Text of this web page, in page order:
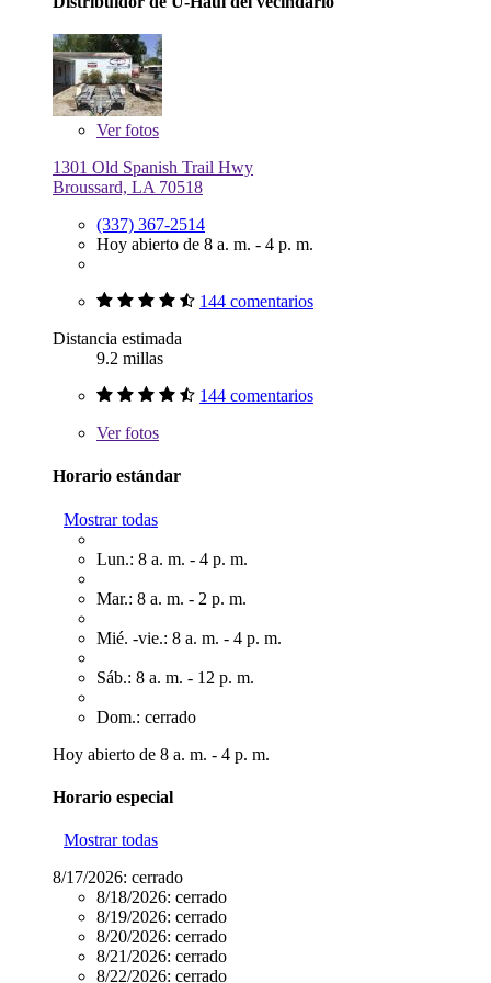
Verfotos
1301 Old Spanish Trail Hwy
Broussard, LA 70518
(337) 367-2514
Hoy abierto de 8 a. m. - 4 p. m.
144 comentarios
Distancia estimada
9.2 millas
144 comentarios
Verfotos
Horario estándar
Mostrar todas
Lun.: 8 a. m. - 4 p. m.
Mar.: 8 a. m. - 2 p. m.
Mié. -vie.: 8 a. m. - 4 p. m.
Sáb.: 8 a. m. - 12 p. m.
Dom.: cerrado
Hoy abierto de 8 a. m. - 4 p. m.
Horario especial
Mostrar todas
8/17/2026: cerrado
8/18/2026: cerrado
8/19/2026: cerrado
8/20/2026: cerrado
8/21/2026: cerrado
8/22/2026: cerrado